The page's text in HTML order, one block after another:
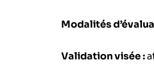
Modalités
Validation visée :